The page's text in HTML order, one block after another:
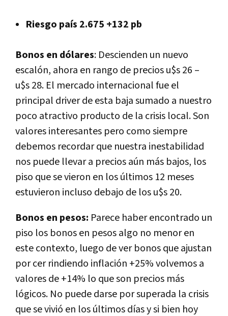
Riesgo país 2.675 +132 pb
Bonos en dólares: Descienden un nuevo
escalón, ahora en rango de precios u$s 26 –
u$s 28. El mercado internacional fue el
principal driver de esta baja sumado a nuestro
poco atractivo producto de la crisis local. Son
valores interesantes pero como siempre
debemos recordar que nuestra inestabilidad
nos puede llevar a precios aún más bajos, los
piso que se vieron en los últimos 12 meses
estuvieron incluso debajo de los u$s 20.
Bonos en pesos: Parece haber encontrado un
piso los bonos en pesos algo no menor en
este contexto, luego de ver bonos que ajustan
por cer rindiendo inflación +25% volvemos a
valores de +14% lo que son precios más
lógicos. No puede darse por superada la crisis
que se vivió en los últimos días y si bien hoy